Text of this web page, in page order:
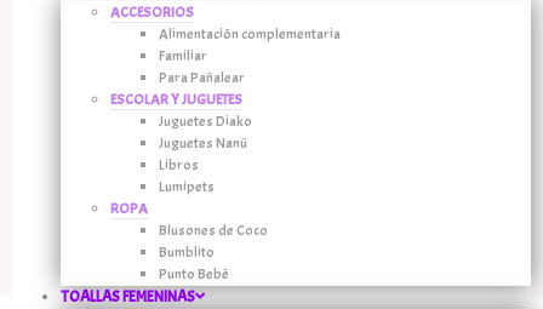
ACCESORIOS
Alimentación complementaria
Familiar
Para Pañalear
ESCOLAR Y JUGUETES
Juguetes Diako
Juguetes Nanü
Libros
Lumipets
ROPA
Blusones de Coco
Bumblito
Punto Bebé
TOALLAS FEMENINAS